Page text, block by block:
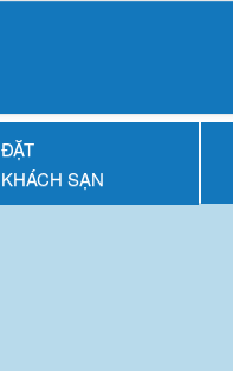
ĐẶT
KHÁCH SẠN